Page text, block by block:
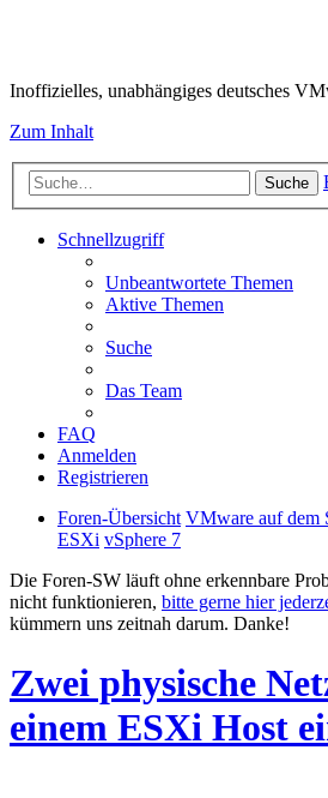
Inoffizielles, unabhängiges deutsches
Zum Inhalt
Suche
Schnellzugriff
Unbeantwortete Themen
Aktive Themen
Suche
Das Team
FAQ
Anmelden
Registrieren
Foren-Übersicht VMware auf dem
ESXi vSphere 7
Die Foren-SW läuft ohne erkennbare
nicht funktionieren, bitte gerne hier
kümmern uns zeitnah darum. Danke!
Zwei physische
einem ESXi Host